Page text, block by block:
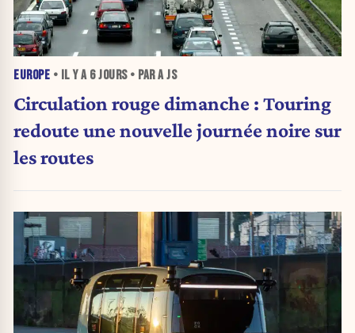
EUROPE • IL Y A 6 JOURS• PAR A JS
Circulation rouge dimanche : Touring
redoute une nouvelle journée noire sur
les routes